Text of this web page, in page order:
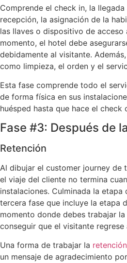
Comprende el check in, la
recepción, la asignación de la
las llaves o dispositivo de acceso
momento, el hotel debe
debidamente al visitante.
como limpieza, el orden y el
Esta fase comprende todo el
de forma física en sus
huésped hasta que hace el check
Fase #3: Después de
Retención
Al dibujar el customer journey de
el viaje del cliente no termina
instalaciones. Culminada la
tercera fase que incluye la etapa
momento donde debes trabajar la
conseguir que el visitante regrese
Una forma de trabajar la
un mensaje de agradecimiento